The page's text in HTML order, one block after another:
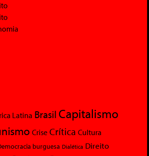
Latina Brasil Capitalismo
Crise Crítica Cultura
burguesa Dialética Direito